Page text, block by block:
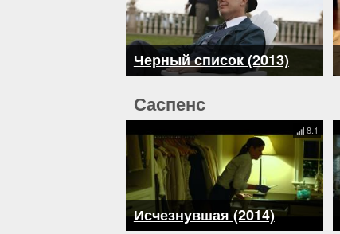
Черный список (2013)
Саспенс
Исчезнувшая (2014)
8.1